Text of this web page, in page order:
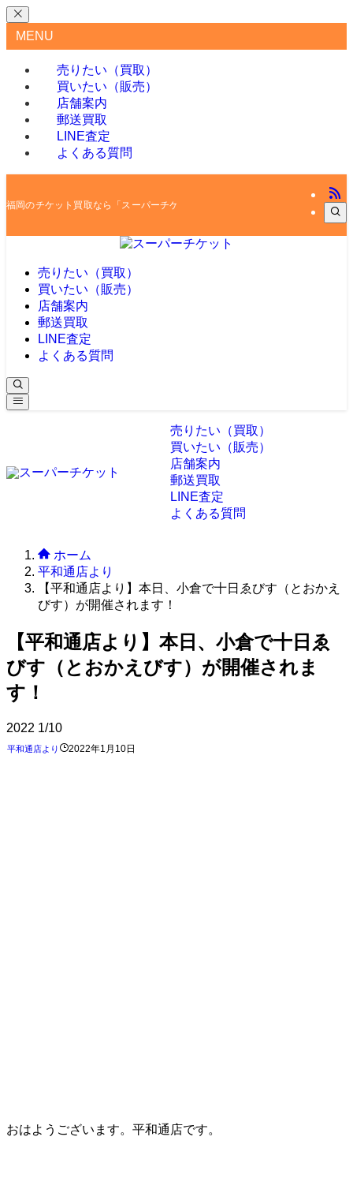
MENU
売りたい（買取）
買いたい（販売）
店舗案内
郵送買取
LINE査定
よくある質問
福岡のチケット買取なら「スーパーチケット」
売りたい（買取）
買いたい（販売）
店舗案内
郵送買取
LINE査定
よくある質問
売りたい（買取）
買いたい（販売）
店舗案内
郵送買取
LINE査定
よくある質問
ホーム
平和通店より
【平和通店より】本日、小倉で十日ゑびす（とおかえ
びす）が開催されます！
【平和通店より】本日、小倉で十日ゑ
びす（とおかえびす）が開催されま
す！
2022 1/10
平和通店より 2022年1月10日
おはようございます。平和通店です。